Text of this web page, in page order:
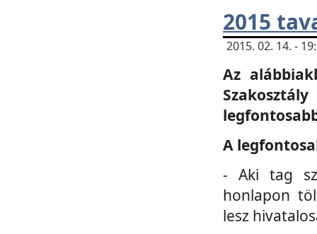
2015
2015. 02. 14. -
Az
A
- Aki tag
honlapon
lesz